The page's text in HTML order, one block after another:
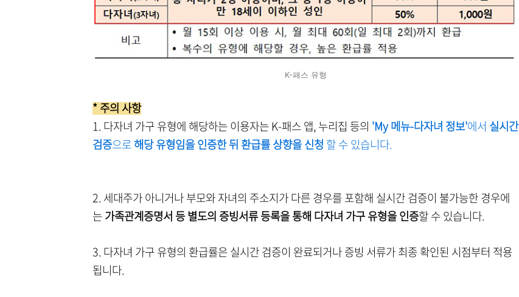
K-패스 유형
* 주의 사항
1. 다자녀 가구 유형에 해당하는 이용자는 K-패스 앱, 누리집 등의 'My 메뉴-다자녀 정보'에서 실시간
검증으로해당 유형임을 인증한 뒤 환급률 상향을 신청 할 수 있습니다.
2. 세대주가 아니거나 부모와 자녀의 주소지가 다른 경우를 포함해 실시간 검증이 불가능한 경우에
는가족관계증명서 등 별도의 증빙서류 등록을 통해 다자녀 가구 유형을 인증할 수 있습니다.
3. 다자녀 가구 유형의 환급률은 실시간 검증이 완료되거나 증빙 서류가 최종 확인된 시점부터 적용
됩니다.